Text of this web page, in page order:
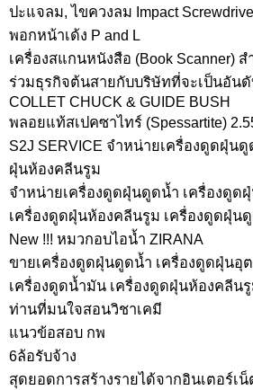
ปะแจลม, ไขควงลม Impact
พอกหน้าเด้ง P and L
เครื่องสแกนหนังสือ (Book Scanner)
ร่วมธุรกิจต้นสายกับบริษัทที่จะเป็นอันดั
COLLET CHUCK & GUIDE BUSH
พลอยแท้สเปคซาไทร์ (Spessartite)
S2J SERVICE จำหน่ายเครื่องดูดฝุ่น
ฝุ่นห้องคลีนรูม
จำหน่ายเครื่องดูดฝุ่นดูดน้ำ เครื่องดูด
เครื่องดูดฝุ่นห้องคลีนรูม เครื่องดูดฝุ่น
New !!! หมวกอบไอน้ำ ZIRANA
ขายเครื่องดูดฝุ่นดูดน้ำ เครื่องดูดฝุ่นอุ
เครื่องดูดน้ำมัน เครื่องดูดฝุ่นห้องคลีน
ท่านที่มนใจสอนวิชาเคมี
แนวข้อสอบ กพ
6ล้อรับจ้าง
สุดยอดการสร้างรายได้จากอินเตอร์เน็